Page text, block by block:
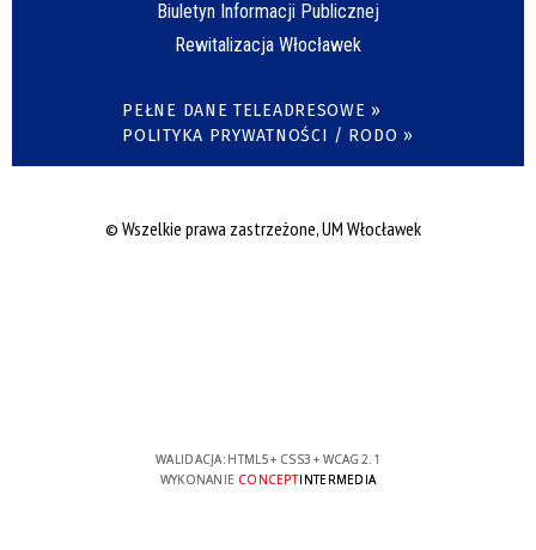
Biuletyn Informacji Publicznej
Rewitalizacja Włocławek
PEŁNE DANE TELEADRESOWE »
POLITYKA PRYWATNOŚCI / RODO »
© Wszelkie prawa zastrzeżone, UM Włocławek
WALIDACJA: HTML5+ CSS3 + WCAG 2.1
WYKONANIE CONCEPTINTERMEDIA